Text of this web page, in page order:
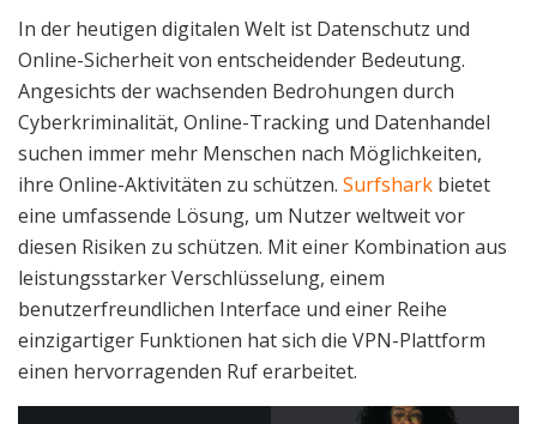
In der heutigen digitalen Welt ist Datenschutz und
Online-Sicherheit von entscheidender Bedeutung.
Angesichts der wachsenden Bedrohungen durch
Cyberkriminalität, Online-Tracking und Datenhandel
suchen immer mehr Menschen nach Möglichkeiten,
ihre Online-Aktivitäten zu schützen. Surfshark bietet
eine umfassende Lösung, um Nutzer weltweit vor
diesen Risiken zu schützen. Mit einer Kombination aus
leistungsstarker Verschlüsselung, einem
benutzerfreundlichen Interface und einer Reihe
einzigartiger Funktionen hat sich die VPN-Plattform
einen hervorragenden Ruf erarbeitet.